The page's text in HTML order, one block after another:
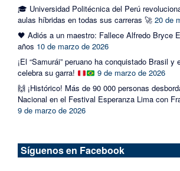
🎓 Universidad Politécnica del Perú
aulas híbridas en todas sus carreras 🚀 20 de
🖤 Adiós a un maestro: Fallece Alfredo Bryce
años 10 de marzo de 2026
¡El “Samurái” peruano ha conquistado Brasil y
celebra su garra!
9 de marzo de 2026
🙌 ¡Histórico! Más de 90 000 personas
Nacional en el Festival Esperanza Lima con
9 de marzo de 2026
Síguenos en Facebook